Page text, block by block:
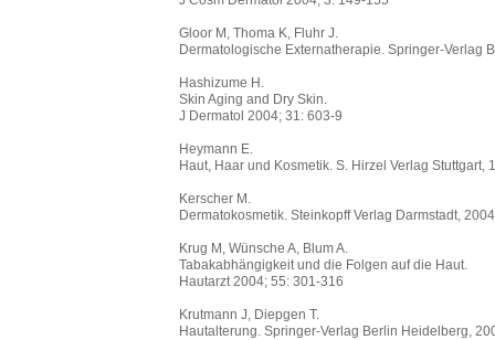
Gloor M, Thoma K, Fluhr J.
Dermatologische Externatherapie. Springer-Verlag
Hashizume H.
Skin Aging and Dry Skin.
J Dermatol 2004; 31: 603-9
Heymann E.
Haut, Haar und Kosmetik. S. Hirzel Verlag Stuttgart,
Kerscher M.
Dermatokosmetik. Steinkopff Verlag Darmstadt, 2004
Krug M, Wünsche A, Blum A.
Tabakabhängigkeit und die Folgen auf die Haut.
Hautarzt 2004; 55: 301-316
Krutmann J, Diepgen T.
Hautalterung. Springer-Verlag Berlin Heidelberg,